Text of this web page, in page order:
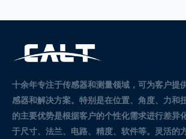
十余年专注于传感器和测量领域，可为客户提
感器和解决方案。 特别是在位置、角度、力和
的主要优势是根据客户的个性化需求进行差异
于尺寸、法兰、电路、精度、软件等。灵活的